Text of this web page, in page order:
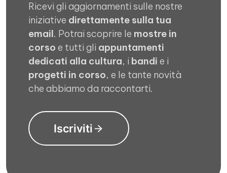
Ricevi gli aggiornamenti sulle nostre
iniziative direttamente sulla tua
email. Potrai scoprire le mostre in
corso e tutti gli appuntamenti
dedicati alla cultura, i bandi e i
progetti in corso, e le tante novità
che abbiamo da raccontarti.
Iscriviti